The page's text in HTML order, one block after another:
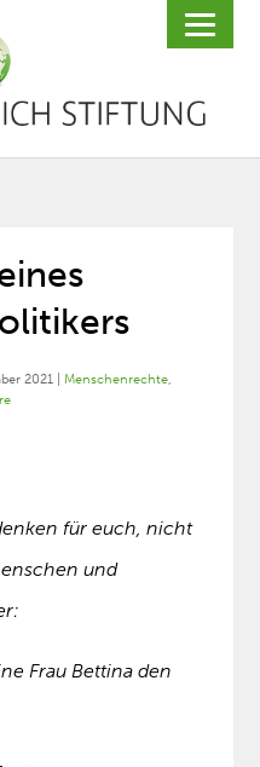
2021 Menschenrechte,
für euch, nicht
und
Frau Bettina den